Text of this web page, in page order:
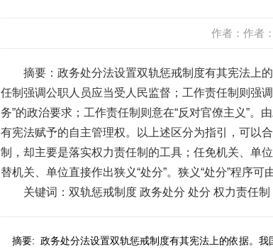
作者：作者
摘要：政务处分法设置双轨惩戒制度有其宪法上
任制强调公职人员应当受人民监督；工作责任制则强
务”的政治要求；工作责任制则意在“反对官僚主义”。
有宪法赋予的自主管理权。以上述区分为指引，可以
制，却主要是落实权力责任制的工具；任免机关、单
替机关、单位直接作出狭义“处分”。狭义“处分”程序
关键词：双轨惩戒制度 政务处分 处分 权力责任制
摘要: 政务处分法设置双轨惩戒制度有其宪法上的依据。